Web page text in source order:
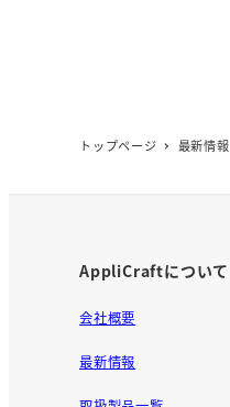
トップページ 最新情報
AppliCraftについて
会社概要
最新情報